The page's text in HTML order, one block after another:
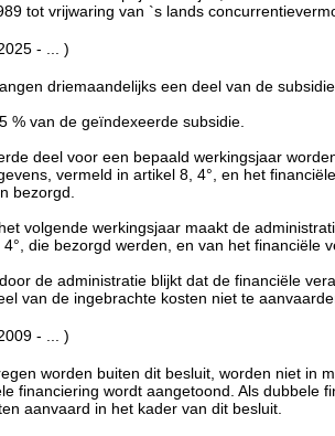
tot vrijwaring van `s lands
- ... )
driemaandelijks een deel van de
% van de geïndexeerde subsidie.
deel voor een bepaald werkingsjaar
vermeld in artikel 8, 4°, en het
bezorgd.
volgende werkingsjaar maakt de
die bezorgd werden, en van het financiële
de administratie blijkt dat de financiële
van de ingebrachte kosten niet te
- ... )
worden buiten dit besluit, worden niet in
financiering wordt aangetoond. Als
aanvaard in het kader van dit besluit.